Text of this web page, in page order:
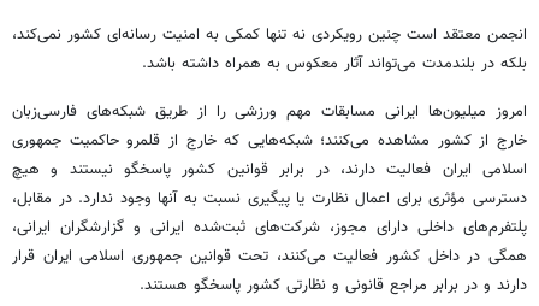
انجمن معتقد است چنین رویکردی نه تنها کمکی به امنیت رسانه‌ای کشور نمی‌کند،
بلکه در بلندمدت می‌تواند آثار معکوس به همراه داشته باشد.
امروز میلیون‌ها ایرانی مسابقات مهم ورزشی را از طریق شبکه‌های فارسی‌زبان
خارج از کشور مشاهده می‌کنند؛ شبکه‌هایی که خارج از قلمرو حاکمیت جمهوری
اسلامی ایران فعالیت دارند، در برابر قوانین کشور پاسخگو نیستند و هیچ
دسترسی مؤثری برای اعمال نظارت یا پیگیری نسبت به آنها وجود ندارد. در مقابل،
پلتفرم‌های داخلی دارای مجوز، شرکت‌های ثبت‌شده ایرانی و گزارشگران ایرانی،
همگی در داخل کشور فعالیت می‌کنند، تحت قوانین جمهوری اسلامی ایران قرار
دارند و در برابر مراجع قانونی و نظارتی کشور پاسخگو هستند.